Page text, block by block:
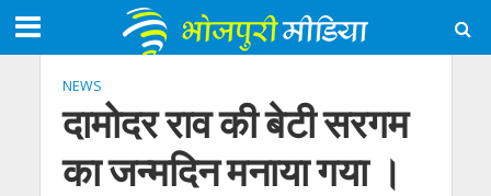
NEWS
दामोदर राव की बेटी सरगम
का जन्मदिन मनाया गया ।